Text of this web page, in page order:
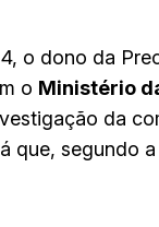
o dono da
o Ministério
da
que, segundo